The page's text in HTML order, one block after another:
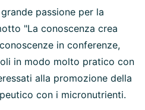
passione per la
"La conoscenza crea
in conferenze,
in modo molto pratico con
alla promozione della
con i micronutrienti.